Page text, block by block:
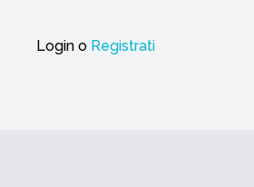
Login o Registrati